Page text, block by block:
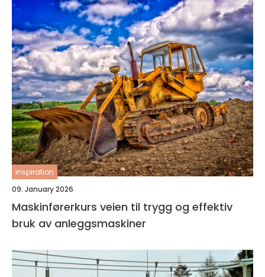
inspiration
09. January 2026
Maskinførerkurs veien til trygg og effektiv
bruk av anleggsmaskiner